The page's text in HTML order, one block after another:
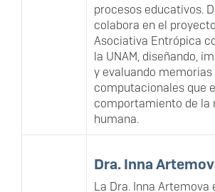
procesos educativos.
colabora en el
Asociativa Entrópica
la UNAM, diseñando,
y evaluando
computacionales que
comportamiento de la
humana.
Dra. Inna
La Dra. Inna Artemova